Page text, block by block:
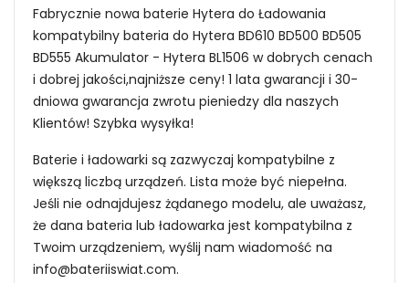
Fabrycznie nowa baterie Hytera do Ładowania
kompatybilny bateria do Hytera BD610 BD500 BD505
BD555 Akumulator - Hytera BL1506 w dobrych cenach
i dobrej jakości,najniższe ceny! 1 lata gwarancji i 30-
dniowa gwarancja zwrotu pieniedzy dla naszych
Klientów! Szybka wysyłka!
Baterie i ładowarki są zazwyczaj kompatybilne z
większą liczbą urządzeń. Lista może być niepełna.
Jeśli nie odnajdujesz żądanego modelu, ale uważasz,
że dana bateria lub ładowarka jest kompatybilna z
Twoim urządzeniem, wyślij nam wiadomość na
info@bateriiswiat.com.